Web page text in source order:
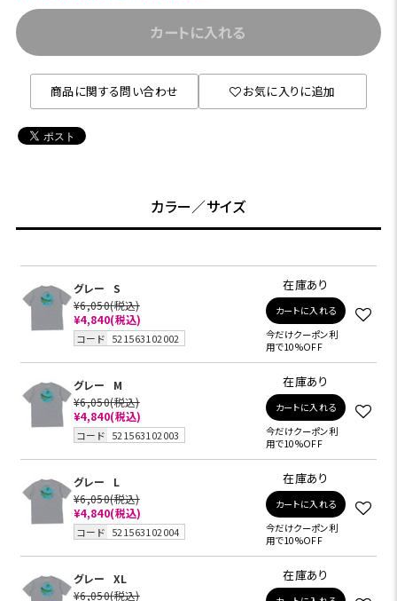
カートに入れる
商品に関する問い合わせ お気に入りに追加
カラー／サイズ
グレー
S
¥6,050(税込)
¥4,840(税込)
コード 521563102002
在庫あり
カートに入れる
今だけクーポン利
用で10%OFF
グレー
M
¥6,050(税込)
¥4,840(税込)
コード 521563102003
在庫あり
カートに入れる
今だけクーポン利
用で10%OFF
グレー
L
¥6,050(税込)
¥4,840(税込)
コード 521563102004
在庫あり
カートに入れる
今だけクーポン利
用で10%OFF
グレー
XL
¥6,050(税込)
在庫あり